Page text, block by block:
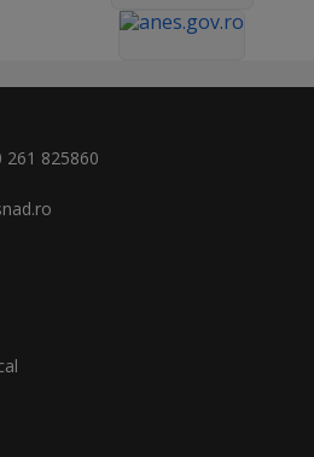
261 825860